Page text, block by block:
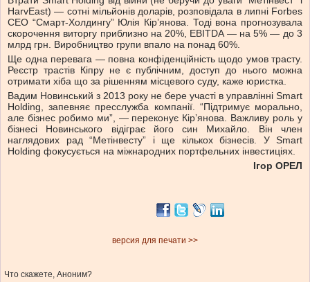
HarvEast) — сотні мільйонів доларів, розповідала в липні Forbes
СЕО “Смарт-Холдингу” Юлія Кірʼянова. Тоді вона прогнозувала
скорочення виторгу приблизно на 20%, EBITDA — на 5% — до 3
млрд грн. Виробництво групи впало на понад 60%.
Ще одна перевага — повна конфіденційність щодо умов трасту.
Реєстр трастів Кіпру не є публічним, доступ до нього можна
отримати хіба що за рішенням місцевого суду, каже юристка.
Вадим Новинський з 2013 року не бере участі в управлінні Smart
Holding, запевняє пресслужба компанії. “Підтримує морально,
але бізнес робимо ми”, — переконує Кірʼянова. Важливу роль у
бізнесі Новинського відіграє його син Михайло. Він член
наглядових рад “Метінвесту” і ще кількох бізнесів. У Smart
Holding фокусується на міжнародних портфельних інвестиціях.
Iгор ОРЕЛ
версия для печати >>
Что скажете, Аноним?